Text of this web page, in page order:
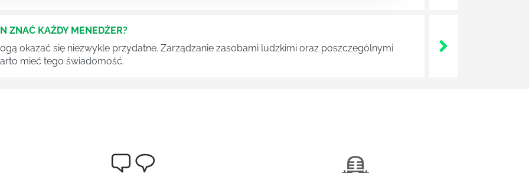
ZNAĆ KAŻDY MENEDŻER?
okazać się niezwykle przydatne. Zarządzanie zasobami ludzkimi oraz poszczególnymi
mieć tego świadomość.